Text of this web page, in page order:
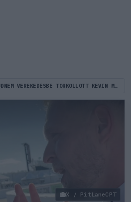
MAJDNEM VEREKEDÉSBE TORKOLLOTT KEVIN MAGNUSSEN BOTRÁNYOS NASCAR-BEMUTATKOZÁSA (VIDEÓ)
X / PitLaneCPT